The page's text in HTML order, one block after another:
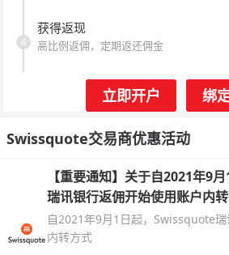
获得返现
高比例返佣，定期返还佣金
4
立即开户 绑
Swissquote交易商优惠活动
【重要通知】关于自2021年9
瑞讯银行返佣开始使用账户内
自2021年9月1日起，Swissquote
内转方式